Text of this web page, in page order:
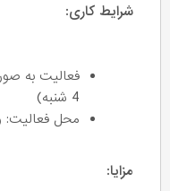
شرایط کاری:
فعالیت به
4 شنبه)
محل
مزایا: